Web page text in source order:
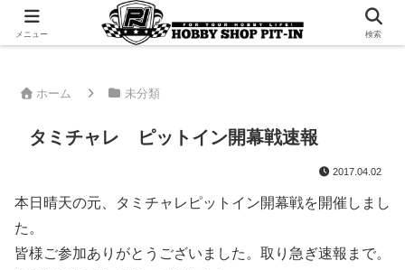
千葉県君津市でラジコンやプラモデルを販売。 ピットインのウェブサイトです
ホーム 未分類
タミチャレ ピットイン開幕戦速報
2017.04.02
本日晴天の元、タミチャレピットイン開幕戦を開催しまし
た。
皆様ご参加ありがとうございました。取り急ぎ速報まで。
メニュー 検索